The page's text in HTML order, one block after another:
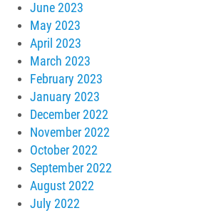
June 2023
May 2023
April 2023
March 2023
February 2023
January 2023
December 2022
November 2022
October 2022
September 2022
August 2022
July 2022